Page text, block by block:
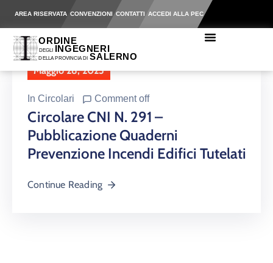
AREA RISERVATA CONVENZIONI CONTATTI ACCEDI ALLA PEC
Maggio 28, 2025
In Circolari Comment off
Circolare CNI N. 291 –
Pubblicazione Quaderni
Prevenzione Incendi Edifici Tutelati
Continue Reading